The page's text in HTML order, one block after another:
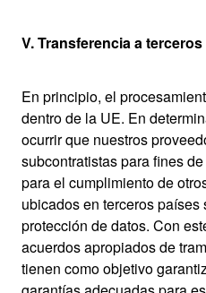
V. Transferencia a
En principio, el
dentro de la UE. En
ocurrir que nuestros
subcontratistas para fines
para el cumplimiento de
ubicados en terceros
protección de datos. Con
acuerdos apropiados de
tienen como objetivo